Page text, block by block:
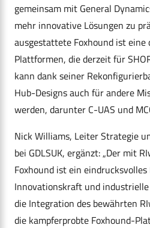
gemeinsam mit General
mehr innovative Lösungen zu
ausgestattete Foxhound ist
Plattformen, die derzeit für
kann dank seiner
Hub-Designs auch für andere
werden, darunter C-UAS und
Nick Williams, Leiter Strategie
bei GDLSUK, ergänzt: „Der mit
Foxhound ist ein
Innovationskraft und
die Integration des bewährten
die kampferprobte Foxhound-